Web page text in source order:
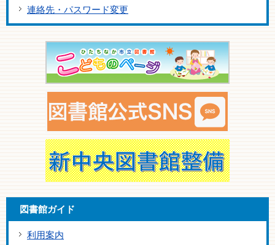
連絡先・パスワード変更
図書館ガイド
利用案内